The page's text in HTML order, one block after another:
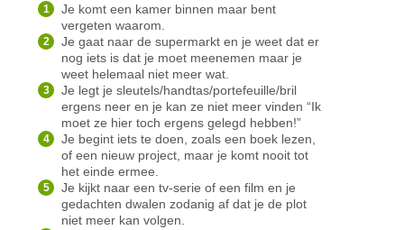
Je komt een kamer binnen maar bent
vergeten waarom.
Je gaat naar de supermarkt en je weet dat er
nog iets is dat je moet meenemen maar je
weet helemaal niet meer wat.
Je legt je sleutels/handtas/portefeuille/bril
ergens neer en je kan ze niet meer vinden “Ik
moet ze hier toch ergens gelegd hebben!”
Je begint iets te doen, zoals een boek lezen,
of een nieuw project, maar je komt nooit tot
het einde ermee.
Je kijkt naar een tv-serie of een film en je
gedachten dwalen zodanig af dat je de plot
niet meer kan volgen.